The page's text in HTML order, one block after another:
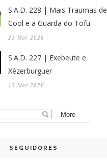
S.A.D. 228 | Mais Traumas de
Cool e a Guarda do Tofu
23 Mar 2026
S.A.D. 227 | Exebeute e
Xézerburguer
13 Mar 2026
SEGUIDORES